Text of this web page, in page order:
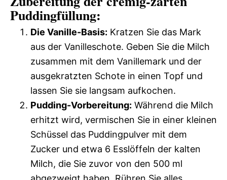
Puddingfüllung:
Die Vanille-Basis: Kratzen Sie das Mark
aus der Vanilleschote. Geben Sie die Milch
zusammen mit dem Vanillemark und der
ausgekratzten Schote in einen Topf und
lassen Sie sie langsam aufkochen.
Pudding-Vorbereitung: Während die Milch
erhitzt wird, vermischen Sie in einer kleinen
Schüssel das Puddingpulver mit dem
Zucker und etwa 6 Esslöffeln der kalten
Milch, die Sie zuvor von den 500 ml